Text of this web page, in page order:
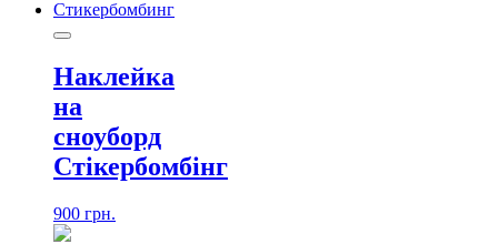
Наклейка
на
сноуборд
Стікербомбінг
900 грн.